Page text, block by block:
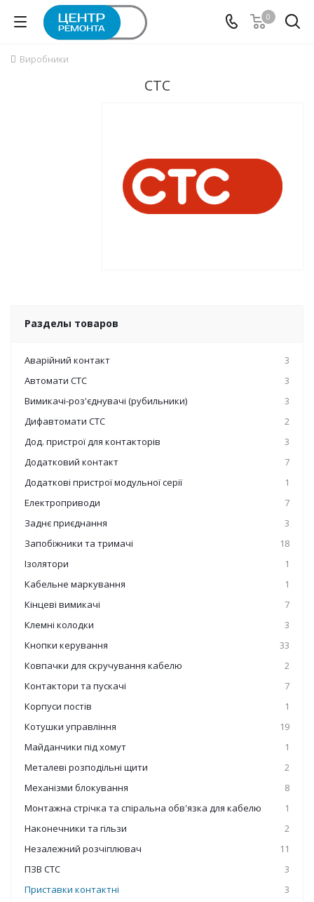
0
Виробники
СТС
Разделы товаров
Аварійний контакт
3
Автомати СТС
3
Вимикачі-роз'єднувачі (рубильники)
3
Дифавтомати СТС
2
Дод. пристрої для контакторів
3
Додатковий контакт
7
Додаткові пристрої модульної серії
1
Електроприводи
7
Заднє приєднання
3
Запобіжники та тримачі
18
Ізолятори
1
Кабельне маркування
1
Кінцеві вимикачі
7
Клемні колодки
3
Кнопки керування
33
Ковпачки для скручування кабелю
2
Контактори та пускачі
7
Корпуси постів
1
Котушки управління
19
Майданчики під хомут
1
Металеві розподільні щити
2
Механізми блокування
8
Монтажна стрічка та спіральна обв'язка для кабелю
1
Наконечники та гільзи
2
Незалежний розчіплювач
11
ПЗВ СТС
3
Приставки контактні
3